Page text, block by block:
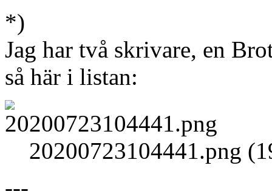
*)
Jag har två skrivare, en
så här i listan:
20200723104441.png